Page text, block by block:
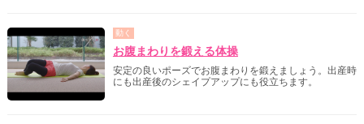
動く
お腹まわりを鍛える体操
安定の良いポーズでお腹まわりを鍛えましょう。出産時
にも出産後のシェイプアップにも役立ちます。